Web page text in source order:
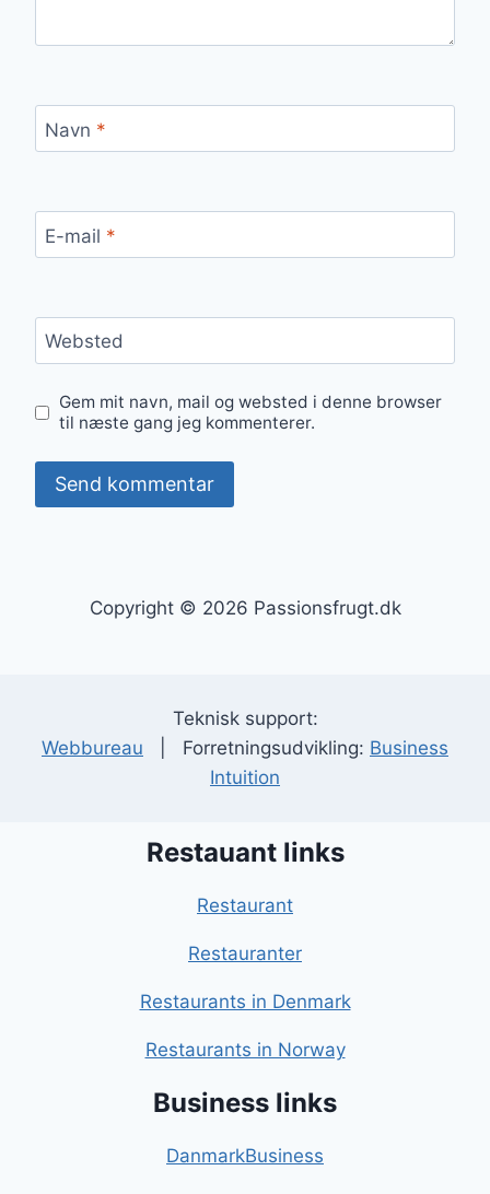
Navn *
E-mail *
Websted
Gem mit navn, mail og websted i denne browser
til næste gang jeg kommenterer.
Copyright © 2026 Passionsfrugt.dk
Teknisk support:
Webbureau | Forretningsudvikling: Business
Intuition
Restauant links
Restaurant
Restauranter
Restaurants in Denmark
Restaurants in Norway
Business links
DanmarkBusiness